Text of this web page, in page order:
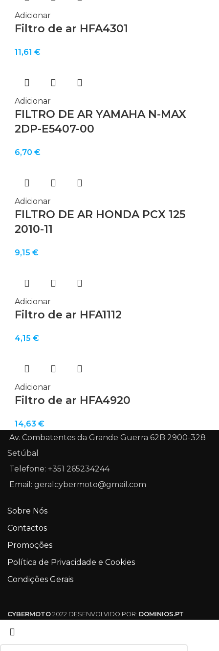
Adicionar
Filtro de ar HFA4301
11,61 €
Adicionar
FILTRO DE AR YAMAHA N-MAX
2DP-E5407-00
6,70 €
Adicionar
FILTRO DE AR HONDA PCX 125
2010-11
9,15 €
Adicionar
Filtro de ar HFA1112
4,15 €
Adicionar
Filtro de ar HFA4920
14,63 €
Av. Combatentes da Grande Guerra 62B 2900-328
Setúbal
Telefone: +351 265234244
Email: geralcybermoto@gmail.com
Sobre Nós
Contactos
Promoções
Política de Privacidade e Cookies
Condições Gerais
CYBERMOTO 2022 DESENVOLVIDO POR: DOMINIOS.PT